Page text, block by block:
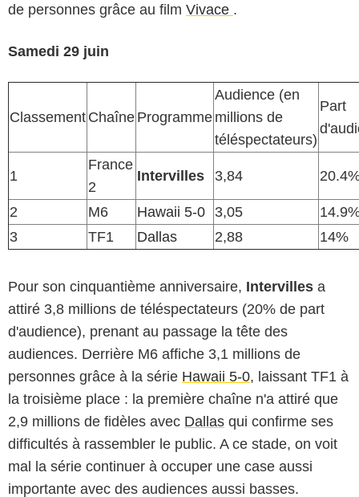
de personnes grâce au film Vivace .
Samedi 29 juin
Classement Chaîne Programme
Audience (en
millions de
téléspectateurs)
Part
1
France
2
Intervilles 3,84
2 M6 Hawaii 5-0 3,05
3
TF1 Dallas 2,88 14%
Pour son cinquantième anniversaire, Intervilles a
attiré 3,8 millions de téléspectateurs (20% de part
d'audience), prenant au passage la tête des
audiences. Derrière M6 affiche 3,1 millions de
personnes grâce à la série Hawaii 5-0, laissant TF1 à
la troisième place : la première chaîne n'a attiré que
2,9 millions de fidèles avec Dallas qui confirme ses
difficultés à rassembler le public. A ce stade, on voit
mal la série continuer à occuper une case aussi
importante avec des audiences aussi basses.